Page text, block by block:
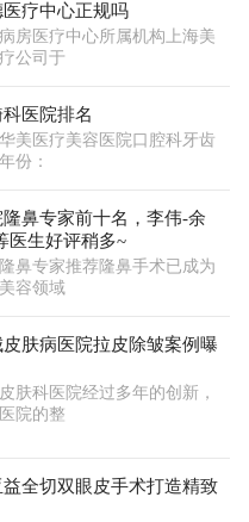
医疗中心正规吗
房医疗中心所属机构上海美
公司于
科医院排名
美医疗美容医院口腔科牙齿
份：
隆鼻专家前十名，李伟-余
医生好评稍多~
隆鼻专家推荐隆鼻手术已成为
容领域
皮肤病医院拉皮除皱案例曝
肤科医院经过多年的创新，
院的整
益全切双眼皮手术打造精致